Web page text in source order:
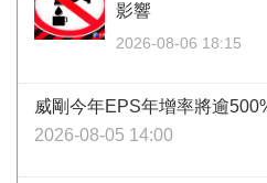
影響
2026-08-06 18:15
威剛今年EPS年增率將逾
2026-08-05 14:00